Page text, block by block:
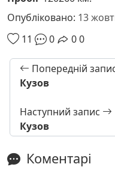
Опубліковано: 13
11
0 00
Попередній
Кузов
Наступний запис
Кузов
Коментарі